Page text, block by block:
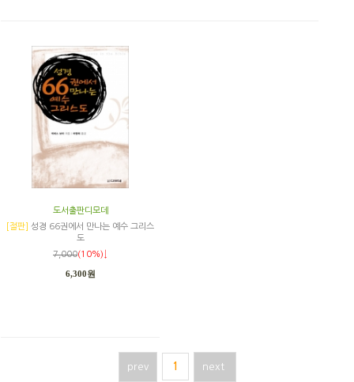
도서출판디모데
[절판]
성경 66권에서 만나는 예수 그리스
도
7,000(10%)↓
6,300원
prev 1 next